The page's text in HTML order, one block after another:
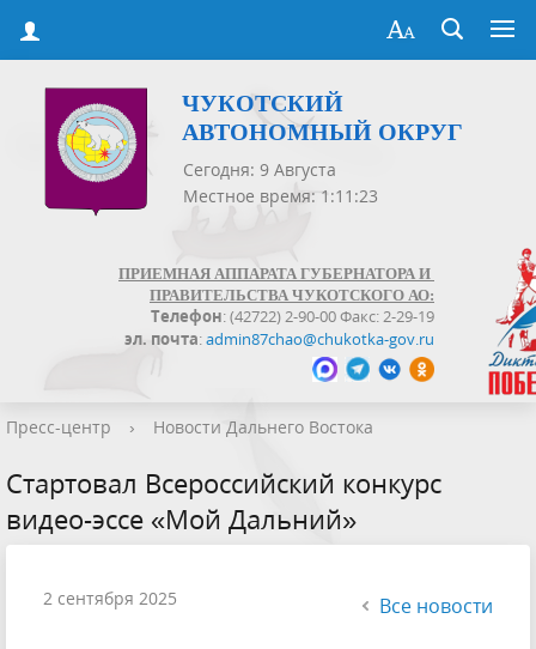
ЧУКОТСКИЙ
АВТОНОМНЫЙ ОКРУГ
Сегодня: 9 Августа
Местное время: 1:11:24
ПРИЕМНАЯ АППАРАТА ГУБЕРНАТОРА И
ПРАВИТЕЛЬСТВА ЧУКОТСКОГО АО:
Телефон: (42722) 2-90-00 Факс: 2-29-19
эл. почта:admin87chao@chukotka-gov.ru
Пресс-центр › Новости Дальнего Востока
Стартовал Всероссийский конкурс
видео-эссе «Мой Дальний»
2 сентября 2025 Все новости